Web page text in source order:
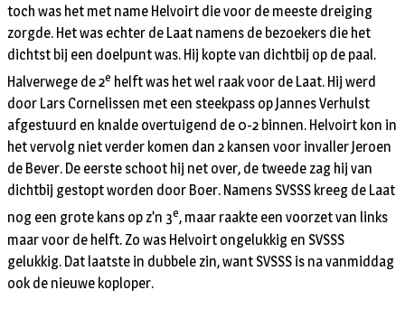
toch was het met name Helvoirt die voor de meeste dreiging
zorgde. Het was echter de Laat namens de bezoekers die het
dichtst bij een doelpunt was. Hij kopte van dichtbij op de paal.
Halverwege de 2e helft was het wel raak voor de Laat. Hij werd
door Lars Cornelissen met een steekpass op Jannes Verhulst
afgestuurd en knalde overtuigend de 0-2 binnen. Helvoirt kon in
het vervolg niet verder komen dan 2 kansen voor invaller Jeroen
de Bever. De eerste schoot hij net over, de tweede zag hij van
dichtbij gestopt worden door Boer. Namens SVSSS kreeg de Laat
nog een grote kans op z’n 3e, maar raakte een voorzet van links
maar voor de helft. Zo was Helvoirt ongelukkig en SVSSS
gelukkig. Dat laatste in dubbele zin, want SVSSS is na vanmiddag
ook de nieuwe koploper.